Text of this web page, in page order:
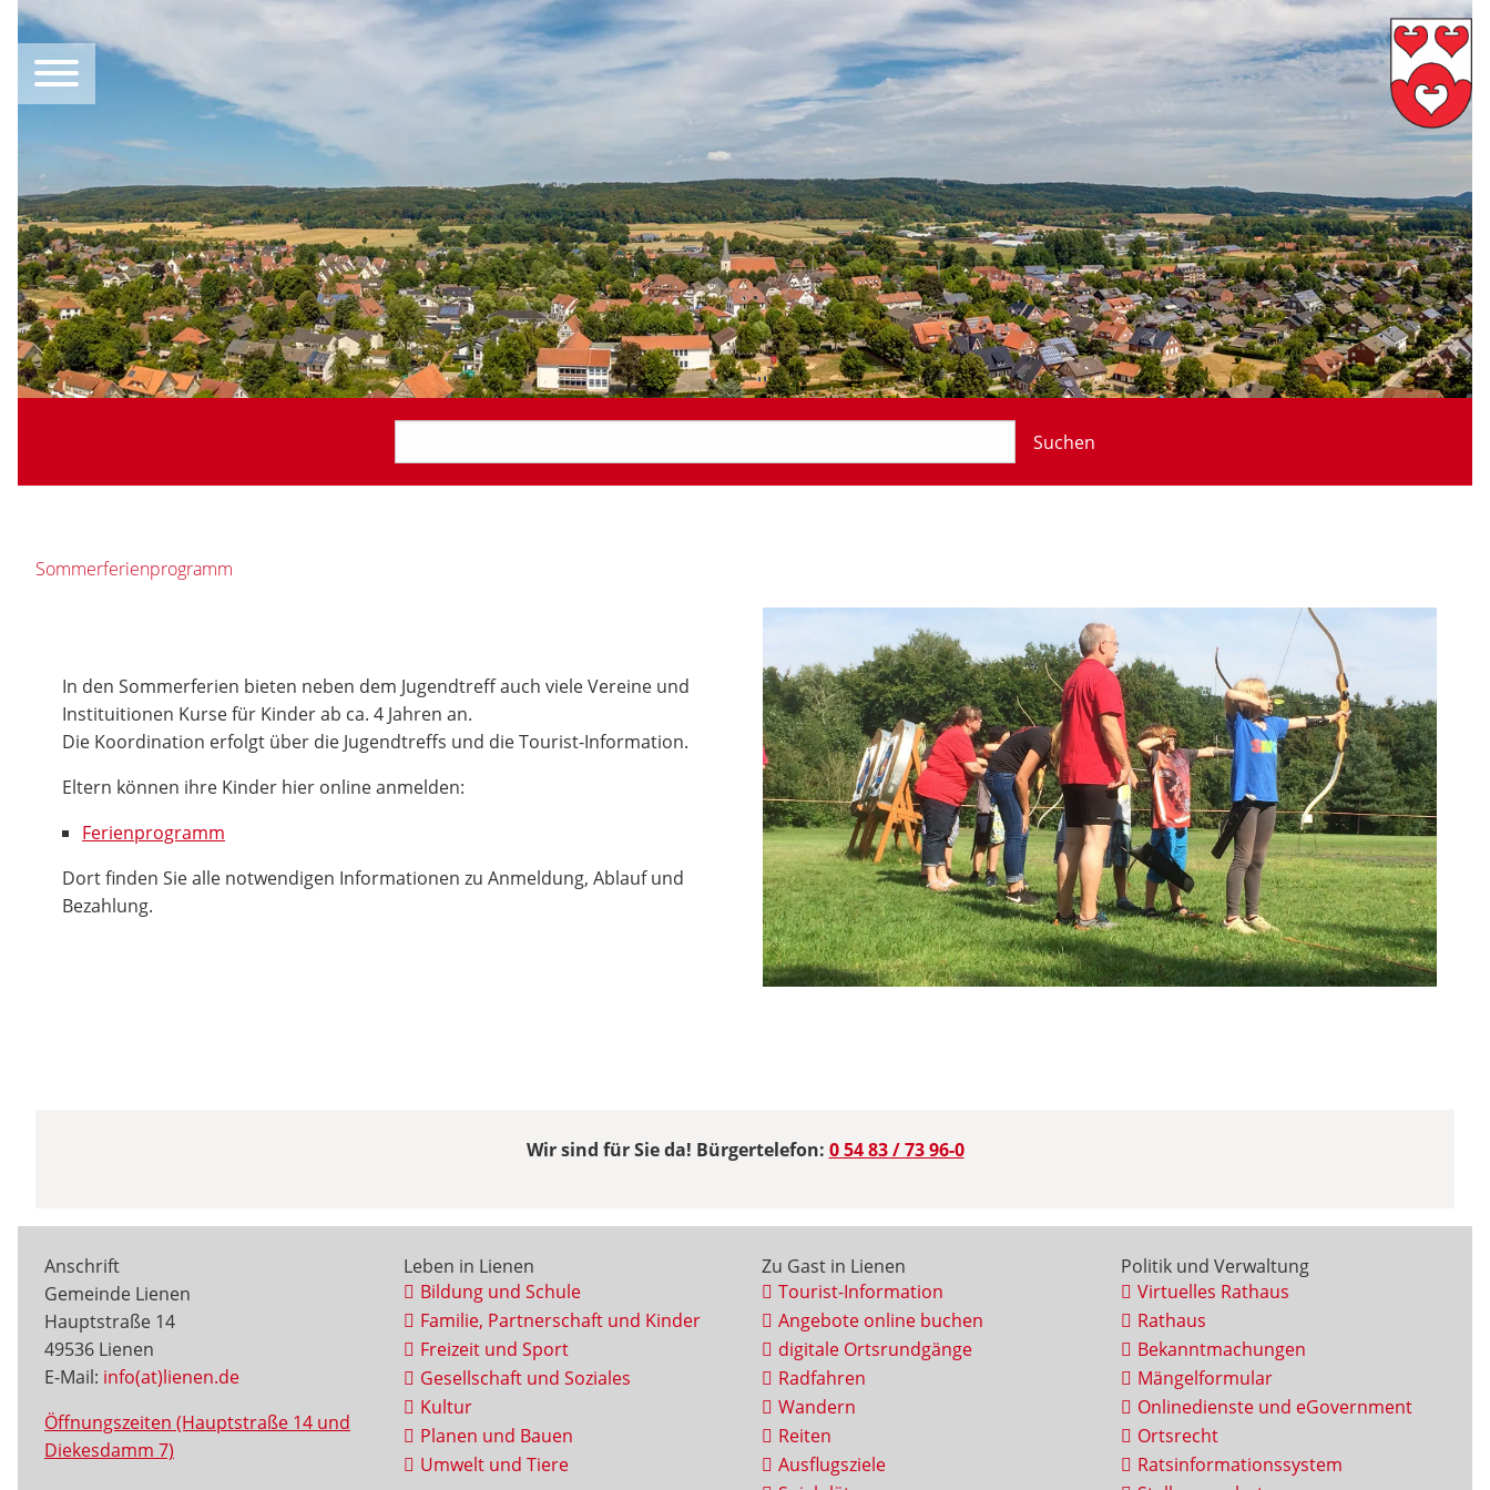
Suchen
Sommerferienprogramm
In den Sommerferien bieten neben dem Jugendtreff auch viele Vereine und
Instituitionen Kurse für Kinder ab ca. 4 Jahren an.
Die Koordination erfolgt über die Jugendtreffs und die Tourist-Information.
Eltern können ihre Kinder hier online anmelden:
Ferienprogramm
Dort finden Sie alle notwendigen Informationen zu Anmeldung, Ablauf und
Bezahlung.
Wir sind für Sie da! Bürgertelefon: 0 54 83 / 73 96-0
Anschrift
Gemeinde Lienen
Hauptstraße 14
49536 Lienen
E-Mail: info(at)lienen.de
Öffnungszeiten (Hauptstraße 14 und
Diekesdamm 7)
Leben in Lienen
Bildung und Schule
Familie, Partnerschaft und Kinder
Freizeit und Sport
Gesellschaft und Soziales
Kultur
Planen und Bauen
Umwelt und Tiere
Zu Gast in Lienen
Tourist-Information
Angebote online buchen
digitale Ortsrundgänge
Radfahren
Wandern
Reiten
Ausflugsziele
Politik und Verwaltung
Virtuelles Rathaus
Rathaus
Bekanntmachungen
Mängelformular
Onlinedienste und eGovernment
Ortsrecht
Ratsinformationssystem